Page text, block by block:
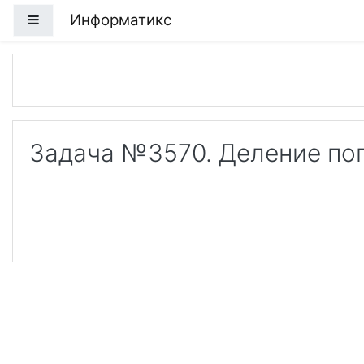
Боковая панель
Информатикс
Задача №3570. Деление